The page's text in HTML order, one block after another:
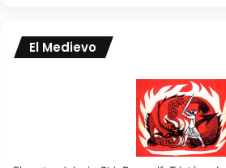
El Medievo